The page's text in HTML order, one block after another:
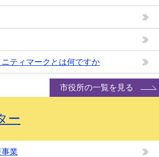
ティマークとは何ですか
市役所の一覧を見る
ー
業